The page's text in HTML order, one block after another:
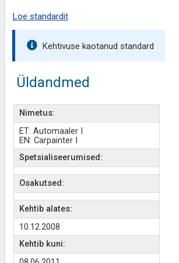
Loe standardit
Kehtivuse kaotanud standard
Üldandmed
Nimetus:
ET: Automaaler I
EN: Carpainter I
Spetsialiseerumised:
Osakutsed:
Kehtib alates:
10.12.2008
Kehtib kuni: